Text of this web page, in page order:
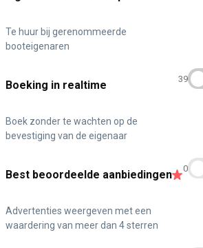
Te huur bij gerenommeerde
booteigenaren
Boeking in realtime
Boek zonder te wachten op de
bevestiging van de eigenaar
39
Best beoordeelde aanbiedingen
Advertenties weergeven met een
waardering van meer dan 4 sterren
0